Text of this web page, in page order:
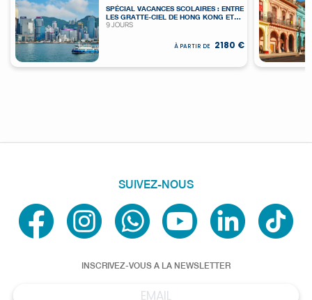
SPÉCIAL VACANCES SCOLAIRES : ENTRE
LES GRATTE-CIEL DE HONG KONG ET
KUALA LUMPUR
9 JOURS
À PARTIR DE 2180 €
SUIVEZ-NOUS
INSCRIVEZ-VOUS A LA NEWSLETTER